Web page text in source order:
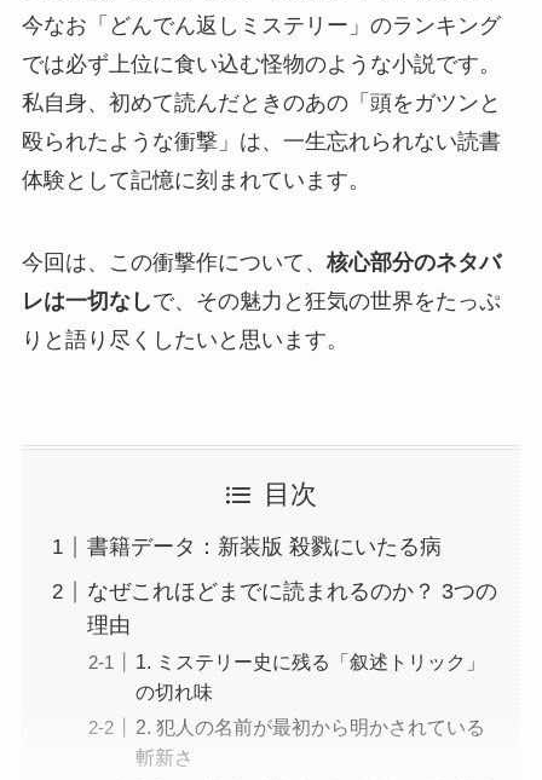
今なお「どんでん返しミステリー」のランキング
では必ず上位に食い込む怪物のような小説です。
私自身、初めて読んだときのあの「頭をガツンと
殴られたような衝撃」は、一生忘れられない読書
体験として記憶に刻まれています。
今回は、この衝撃作について、 核心部分のネタバ
レは一切なしで、その魅力と狂気の世界をたっぷ
りと語り尽くしたいと思います。
目次
書籍データ：新装版 殺戮にいたる病
なぜこれほどまでに読まれるのか？ 3つの
理由
1. ミステリー史に残る「叙述トリック」
の切れ味
2. 犯人の名前が最初から明かされている
斬新さ